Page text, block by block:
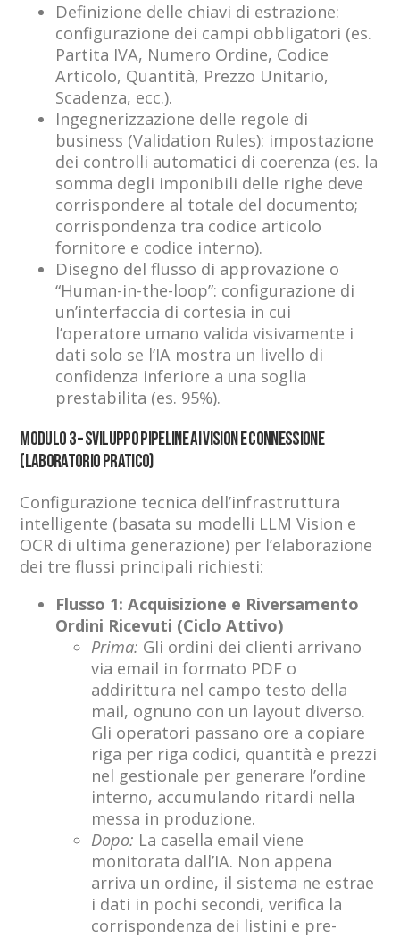
Definizione delle chiavi di estrazione:
configurazione dei campi obbligatori (es.
Partita IVA, Numero Ordine, Codice
Articolo, Quantità, Prezzo Unitario,
Scadenza, ecc.).
Ingegnerizzazione delle regole di
business (Validation Rules): impostazione
dei controlli automatici di coerenza (es. la
somma degli imponibili delle righe deve
corrispondere al totale del documento;
corrispondenza tra codice articolo
fornitore e codice interno).
Disegno del flusso di approvazione o
“Human-in-the-loop”: configurazione di
un’interfaccia di cortesia in cui
l’operatore umano valida visivamente i
dati solo se l’IA mostra un livello di
confidenza inferiore a una soglia
prestabilita (es. 95%).
Modulo 3 – Sviluppo Pipeline AI Vision e Connessione
(Laboratorio Pratico)
Configurazione tecnica dell’infrastruttura
intelligente (basata su modelli LLM Vision e
OCR di ultima generazione) per l’elaborazione
dei tre flussi principali richiesti:
Flusso 1: Acquisizione e Riversamento
Ordini Ricevuti (Ciclo Attivo)
Prima: Gli ordini dei clienti arrivano
via email in formato PDF o
addirittura nel campo testo della
mail, ognuno con un layout diverso.
Gli operatori passano ore a copiare
riga per riga codici, quantità e prezzi
nel gestionale per generare l’ordine
interno, accumulando ritardi nella
messa in produzione.
Dopo: La casella email viene
monitorata dall’IA. Non appena
arriva un ordine, il sistema ne estrae
i dati in pochi secondi, verifica la
corrispondenza dei listini e pre-